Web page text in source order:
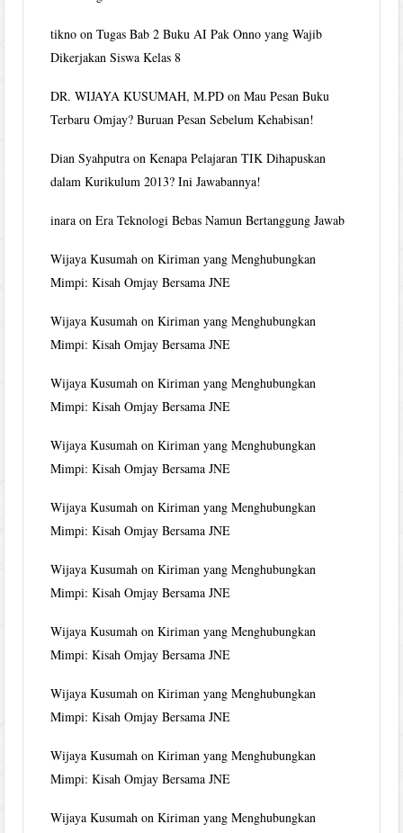
tikno onTugas Bab 2 Buku AI Pak Onno yang Wajib
Dikerjakan Siswa Kelas 8
DR. WIJAYA KUSUMAH, M.PD onMau Pesan Buku
Terbaru Omjay? Buruan Pesan Sebelum Kehabisan!
Dian Syahputra onKenapa Pelajaran TIK Dihapuskan
dalam Kurikulum 2013? Ini Jawabannya!
inara onEra Teknologi Bebas Namun Bertanggung Jawab
Wijaya Kusumah onKiriman yang Menghubungkan
Mimpi: Kisah Omjay Bersama JNE
Wijaya Kusumah onKiriman yang Menghubungkan
Mimpi: Kisah Omjay Bersama JNE
Wijaya Kusumah onKiriman yang Menghubungkan
Mimpi: Kisah Omjay Bersama JNE
Wijaya Kusumah onKiriman yang Menghubungkan
Mimpi: Kisah Omjay Bersama JNE
Wijaya Kusumah onKiriman yang Menghubungkan
Mimpi: Kisah Omjay Bersama JNE
Wijaya Kusumah onKiriman yang Menghubungkan
Mimpi: Kisah Omjay Bersama JNE
Wijaya Kusumah onKiriman yang Menghubungkan
Mimpi: Kisah Omjay Bersama JNE
Wijaya Kusumah onKiriman yang Menghubungkan
Mimpi: Kisah Omjay Bersama JNE
Wijaya Kusumah onKiriman yang Menghubungkan
Mimpi: Kisah Omjay Bersama JNE
Wijaya Kusumah onKiriman yang Menghubungkan